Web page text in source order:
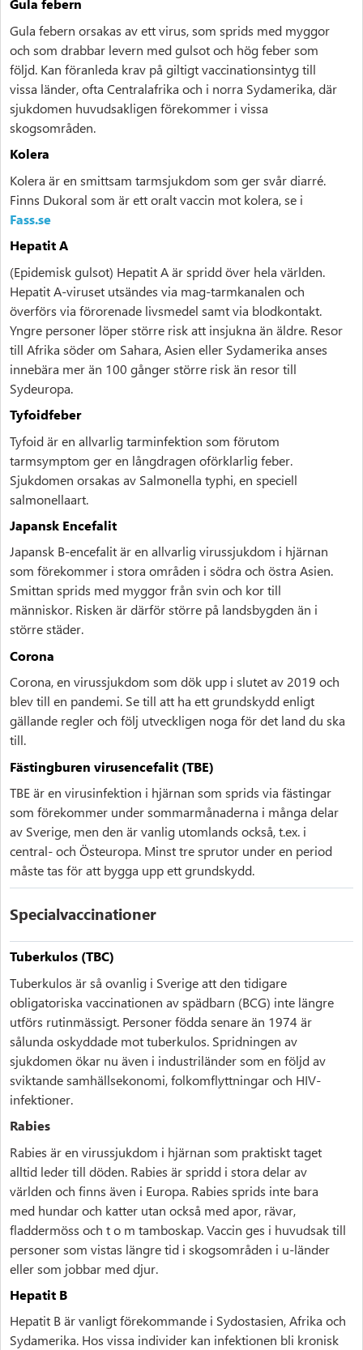
Gula febern
Gula febern orsakas av ett virus, som sprids med myggor
och som drabbar levern med gulsot och hög feber som
följd. Kan föranleda krav på giltigt vaccinationsintyg till
vissa länder, ofta Centralafrika och i norra Sydamerika, där
sjukdomen huvudsakligen förekommer i vissa
skogsområden.
Kolera
Kolera är en smittsam tarmsjukdom som ger svår diarré.
Finns Dukoral som är ett oralt vaccin mot kolera, se i
Fass.se
Hepatit A
(Epidemisk gulsot) Hepatit A är spridd över hela världen.
Hepatit A-viruset utsändes via mag-tarmkanalen och
överförs via förorenade livsmedel samt via blodkontakt.
Yngre personer löper större risk att insjukna än äldre. Resor
till Afrika söder om Sahara, Asien eller Sydamerika anses
innebära mer än 100 gånger större risk än resor till
Sydeuropa.
Tyfoidfeber
Tyfoid är en allvarlig tarminfektion som förutom
tarmsymptom ger en långdragen oförklarlig feber.
Sjukdomen orsakas av Salmonella typhi, en speciell
salmonellaart.
Japansk Encefalit
Japansk B-encefalit är en allvarlig virussjukdom i hjärnan
som förekommer i stora områden i södra och östra Asien.
Smittan sprids med myggor från svin och kor till
människor. Risken är därför större på landsbygden än i
större städer.
Corona
Corona, en virussjukdom som dök upp i slutet av 2019 och
blev till en pandemi. Se till att ha ett grundskydd enligt
gällande regler och följ utveckligen noga för det land du ska
till.
Fästingburen virusencefalit (TBE)
TBE är en virusinfektion i hjärnan som sprids via fästingar
som förekommer under sommarmånaderna i många delar
av Sverige, men den är vanlig utomlands också, t.ex. i
central- och Östeuropa. Minst tre sprutor under en period
måste tas för att bygga upp ett grundskydd.
Specialvaccinationer
Tuberkulos (TBC)
Tuberkulos är så ovanlig i Sverige att den tidigare
obligatoriska vaccinationen av spädbarn (BCG) inte längre
utförs rutinmässigt. Personer födda senare än 1974 är
sålunda oskyddade mot tuberkulos. Spridningen av
sjukdomen ökar nu även i industriländer som en följd av
sviktande samhällsekonomi, folkomflyttningar och HIV-
infektioner.
Rabies
Rabies är en virussjukdom i hjärnan som praktiskt taget
alltid leder till döden. Rabies är spridd i stora delar av
världen och finns även i Europa. Rabies sprids inte bara
med hundar och katter utan också med apor, rävar,
fladdermöss och t o m tamboskap. Vaccin ges i huvudsak till
personer som vistas längre tid i skogsområden i u-länder
eller som jobbar med djur.
Hepatit B
Hepatit B är vanligt förekommande i Sydostasien, Afrika och
Sydamerika. Hos vissa individer kan infektionen bli kronisk